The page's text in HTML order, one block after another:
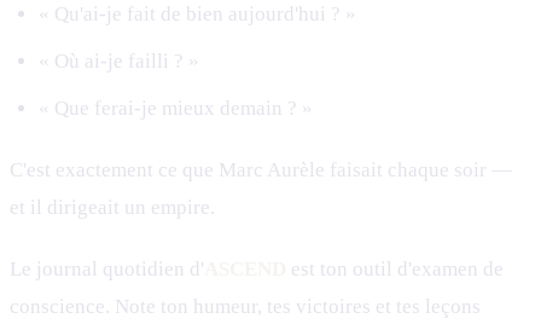
« Qu'ai-je fait de bien aujourd'hui ? »
« Où ai-je failli ? »
« Que ferai-je mieux demain ? »
C'est exactement ce que Marc Aurèle faisait chaque soir —
et il dirigeait un empire.
Le journal quotidien d'
est ton outil d'examen de
conscience. Note ton humeur, tes victoires et tes leçons